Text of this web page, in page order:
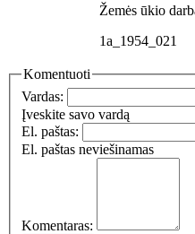
Žemės ūkio
1a_1954_021
Komentuoti
Vardas:
Įveskite savo vardą
El. paštas:
El. paštas neviešinamas
Komentaras: